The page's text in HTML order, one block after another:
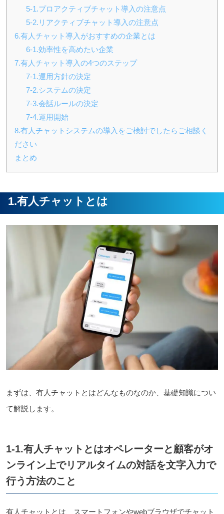
5-1.プロアクティブチャット導入の注意点
5-2.リアクティブチャット導入の注意点
6.有人チャット導入がおすすめの企業とは
6-1.効率性を高めたい企業
7.有人チャット導入の4つのステップ
7-1.運用方針の決定
7-2.システムの決定
7-3.会話ルールの決定
7-4.運用開始
8.有人チャットシステムの導入をご検討でしたらご相談く
ださい
まとめ
1.有人チャットとは
まずは、有人チャットとはどんなものなのか、基礎知識につい
て解説します。
1-1.有人チャットとはオペレーターと顧客がオ
ンライン上でリアルタイムの対話を文字入力で
行う方法のこと
有人チャットとは、スマートフォンやwebブラウザでチャット